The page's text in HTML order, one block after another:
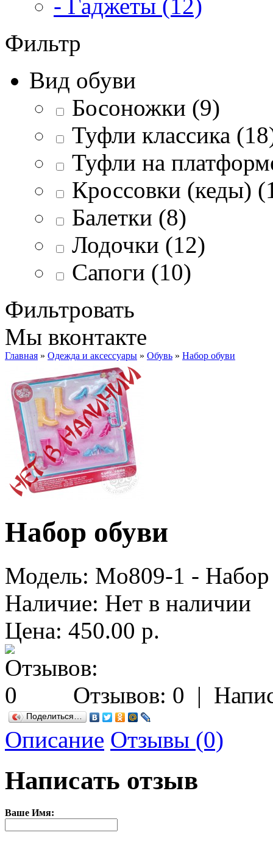
- Гаджеты (12)
Фильтр
Вид обуви
Босоножки (9)
Туфли классика
Туфли на
Кроссовки (кеды)
Балетки (8)
Лодочки (12)
Сапоги (10)
Фильтровать
Мы вконтакте
Главная » Одежда и аксессуары » Обувь » Набор обуви
Набор обуви
Модель: Mo809-1 - Набор
Наличие: Нет в наличии
Цена: 450.00 р.
Отзывов: 0 |
Поделиться…
Описание Отзывы (0)
Написать отзыв
Ваше Имя: